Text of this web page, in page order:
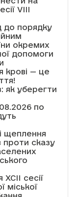
VІІІ
до порядку
окремих
допомоги
крові — це
як уберегти
по
щеплення
проти сказу
сесії
міської